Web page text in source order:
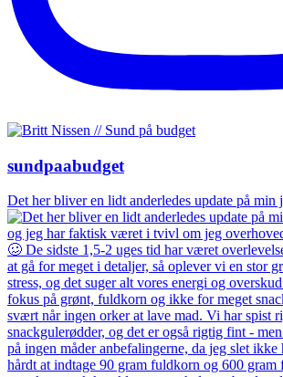
sundpaabudget
Det her bliver en lidt anderledes update på min j